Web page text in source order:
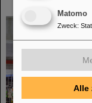
Matomo
Zweck:
Alle